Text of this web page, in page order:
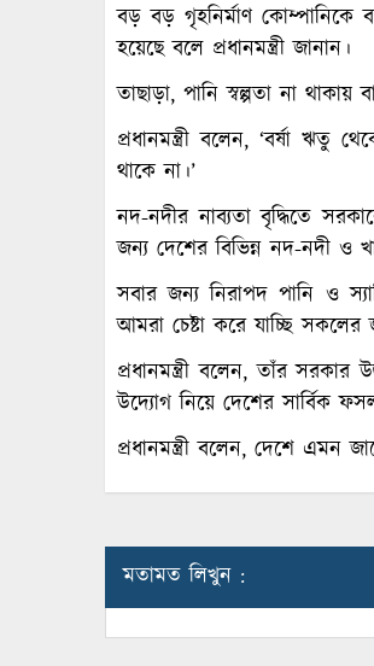
বড় বড় গৃহনির্মাণ কোম্পানিকে
হয়েছে বলে প্রধানমন্ত্রী জানান।
তাছাড়া, পানি স্বল্পতা না
প্রধানমন্ত্রী বলেন, ‘বর্ষা ঋতু
থাকে না।’
নদ-নদীর নাব্যতা বৃদ্ধিতে
জন্য দেশের বিভিন্ন নদ-নদী ও
সবার জন্য নিরাপদ পানি ও
আমরা চেষ্টা করে যাচ্ছি সকলের
প্রধানমন্ত্রী বলেন, তাঁর সরকার
উদ্যোগ নিয়ে দেশের সার্বিক
প্রধানমন্ত্রী বলেন, দেশে এমন
মতামত লিখুন :